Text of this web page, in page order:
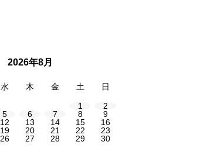
2026年8月
水 木 金 土 日
1
2
5 6 7 8
9
12 13 14 15
16
19 20 21 22
23
26 27 28 29
30